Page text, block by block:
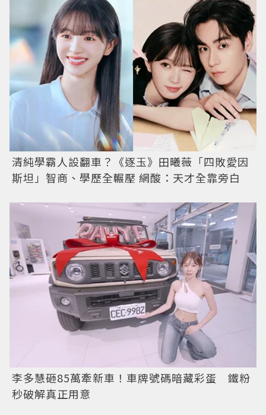
清純學霸人設翻車？《逐玉》田曦薇「四敗愛因
斯坦」智商、學歷全輾壓 網酸：天才全靠旁白
李多慧砸85萬牽新車！車牌號碼暗藏彩蛋 鐵粉
秒破解真正用意